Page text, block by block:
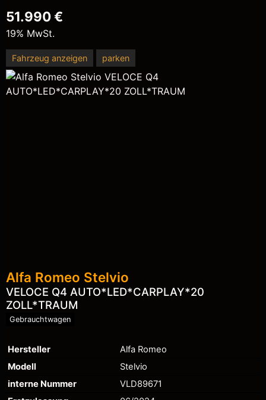
51.990 €
19% MwSt.
Fahrzeug anzeigen parken
Alfa Romeo Stelvio
VELOCE Q4 AUTO*LED*CARPLAY*20
ZOLL*TRAUM
Gebrauchtwagen
Hersteller
Alfa Romeo
Modell
Stelvio
interne Nummer
VLD89671